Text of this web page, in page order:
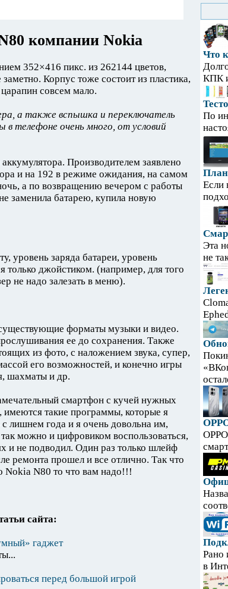
компании Nokia
352×416 пикс. из 262144 цветов,
Корпус тоже состоит из пластика,
совсем мало.
а также вспышка и переключатель
телефоне очень много, от условий
Производителем заявлено
и на 192 в режиме ожидания, на самом
а по возвращению вечером с работы
заменила батарею, купила новую
уровень заряда батареи, уровень
только джойстиком. (например, для того
не надо залезать в меню).
форматы музыки и видео.
ее до сохранения. Также
из фото, с наложением звука, супер,
его возможностей, и конечно игры
шахматы и др.
смартфон с кучей нужных
такие программы, которые я
лишнем года и я очень довольна им,
можно и цифровиком воспользоваться,
и не подводил. Один раз только шлейф
ремонта прошел и все отлично. Так что
Nokia N80 то что вам надо!!!
сайта:
гаджет
перед большой игрой
Что
КПК
По
Если
Эта
не
Рано
в